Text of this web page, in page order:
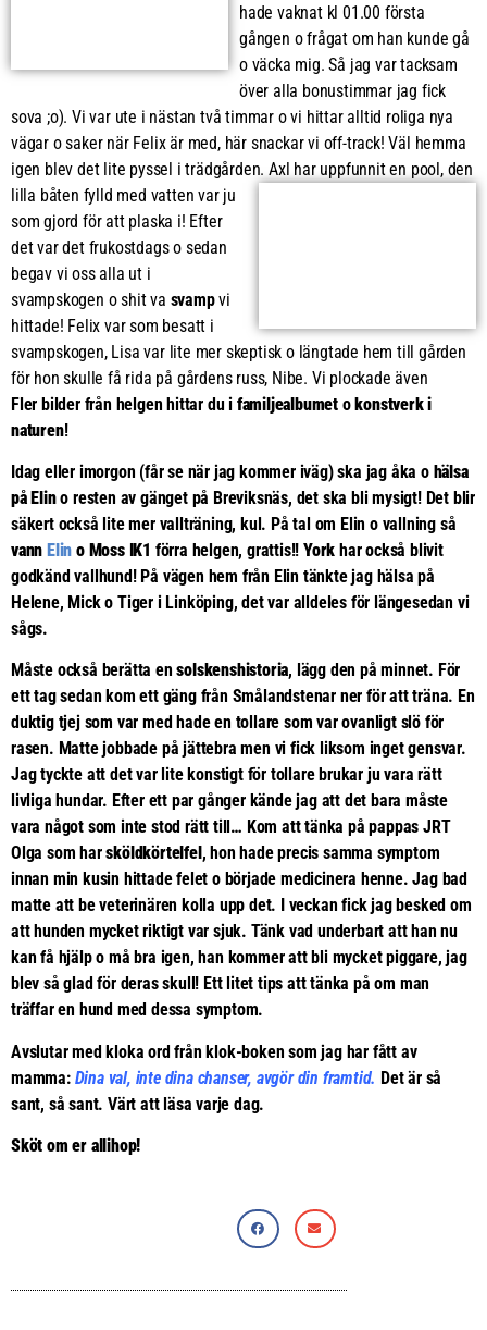
hade vaknat kl 01.00 första
gången o frågat om han kunde gå
o väcka mig. Så jag var tacksam
över alla bonustimmar jag fick
sova ;o). Vi var ute i nästan två timmar o vi hittar alltid roliga nya
vägar o saker när Felix är med, här snackar vi off-track! Väl hemma
igen blev det lite pyssel i trädgården.Axl har uppfunnit en pool, den
lilla båten fylld med vatten var ju
som gjord för att plaska i! Efter
det var det frukostdags o sedan
begav vi oss alla ut i
svampskogen o shit va svampvi
hittade! Felix var som besatt i
svampskogen, Lisa var lite mer skeptisk o längtade hem till gården
för hon skulle få rida på gårdens russ, Nibe. Vi plockade även
Fler bilder från helgen hittar du i familjealbumet okonstverk i
naturen!
Idag eller imorgon (får se när jag kommer iväg) ska jag åka o hälsa
på Elino resten av gänget på Breviksnäs, det ska bli mysigt! Det blir
säkert också lite mer vallträning, kul. På tal om Elin o vallning så
vann Elin o Moss IK1 förra helgen, grattis!!York har också blivit
godkänd vallhund! På vägen hem från Elin tänkte jag hälsa på
Helene, Mick o Tiger i Linköping, det var alldeles för längesedan vi
sågs.
Måste också berätta ensolskenshistoria, lägg den på minnet. För
ett tag sedan kom ett gäng från Smålandstenar ner för att träna. En
duktig tjej som var med hade en tollare som var ovanligt slö för
rasen. Matte jobbade på jättebra men vi fick liksom inget gensvar.
Jag tyckte att det var lite konstigt för tollare brukar ju vara rätt
livliga hundar. Efter ett par gånger kände jag att det bara måste
vara något som inte stod rätt till… Kom att tänka på pappas JRT
Olga som harsköldkörtelfel , hon hade precis samma symptom
innan min kusin hittade felet o började medicinera henne. Jag bad
matte att be veterinären kolla upp det. I veckan fick jag besked om
att hunden mycket riktigt var sjuk. Tänk vad underbart att han nu
kan få hjälp o må bra igen, han kommer att bli mycket piggare, jag
blev så glad för deras skull! Ett litet tips att tänka på om man
träffar en hund med dessa symptom.
Avslutar med kloka ord från klok-boken som jag har fått av
mamma: Dina val, inte dina chanser, avgör din framtid. Det är så
sant, så sant. Värt att läsa varje dag.
Sköt om er allihop!